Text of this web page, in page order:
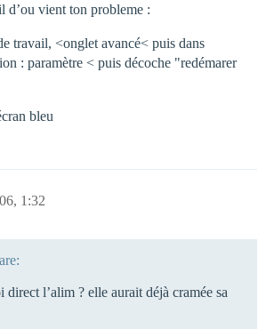
d’ou vient ton probleme :
travail, <onglet avancé< puis dans
: paramètre < puis décoche "redémarer
bleu
1:32
l’alim ? elle aurait déjà cramée sa